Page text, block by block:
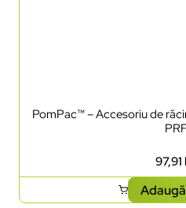
PomPac™ – Accesoriu de
97,91